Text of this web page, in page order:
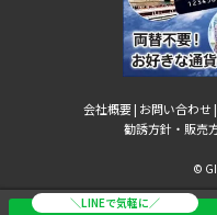
会社概要 | お問い合わせ |
勧誘方針・販売
©